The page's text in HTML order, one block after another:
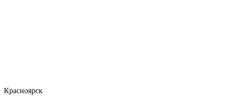
Красноярск